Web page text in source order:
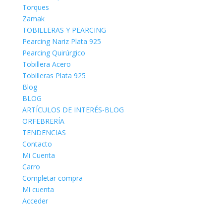
Torques
Zamak
TOBILLERAS Y PEARCING
Pearcing Nariz Plata 925
Pearcing Quirúrgico
Tobillera Acero
Tobilleras Plata 925
Blog
BLOG
ARTÍCULOS DE INTERÉS-BLOG
ORFEBRERÍA
TENDENCIAS
Contacto
Mi Cuenta
Carro
Completar compra
Mi cuenta
Acceder